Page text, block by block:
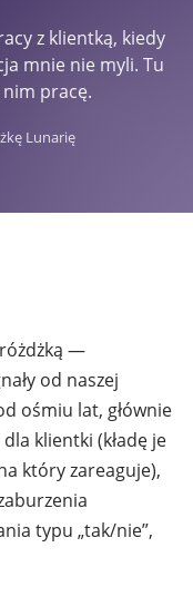
z klientką, kiedy
mnie nie myli. Tu
nim pracę.
Lunarię
różdżką —
od naszej
ośmiu lat, głównie
klientki (kładę je
który zareaguje),
typu „tak/nie”,